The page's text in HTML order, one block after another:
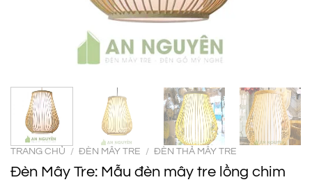
TRANG CHỦ / ĐÈN MÂY TRE / ĐÈN THẢ MÂY TRE
Đèn Mây Tre: Mẫu đèn mây tre lồng chim